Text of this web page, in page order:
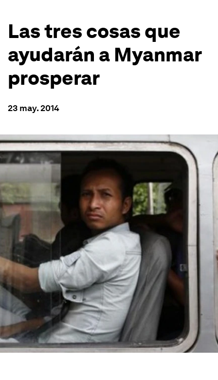
Las tres cosas que
ayudarán a Myanmar
prosperar
23 may. 2014